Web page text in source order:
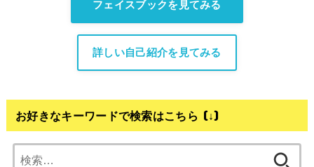
フェイスブックを見てみる
詳しい自己紹介を見てみる
お好きなキーワードで検索はこちら (↓)